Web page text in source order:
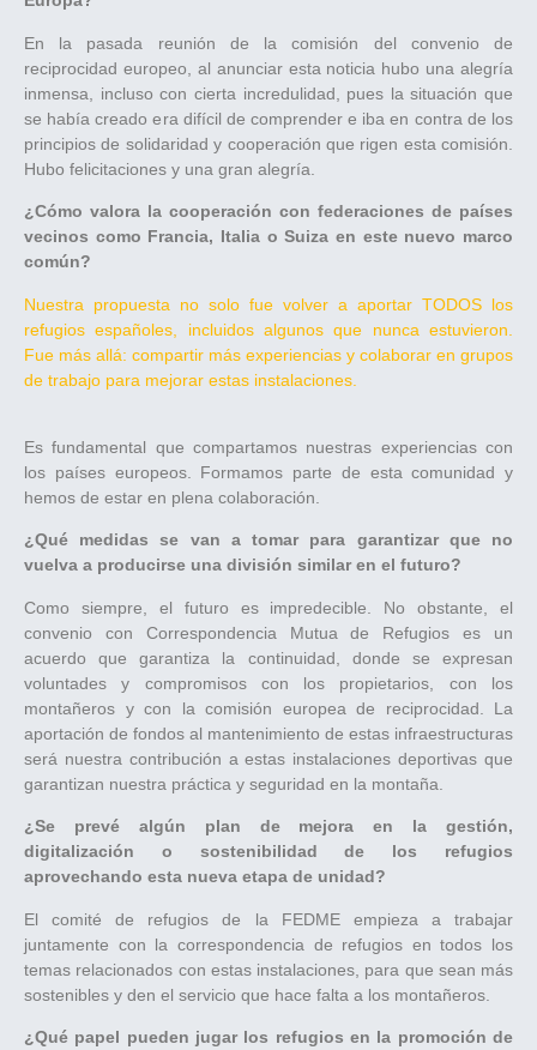
En la pasada reunión de la comisión del convenio de
reciprocidad europeo, al anunciar esta noticia hubo una alegría
inmensa, incluso con cierta incredulidad, pues la situación que
se había creado era difícil de comprender e iba en contra de los
principios de solidaridad y cooperación que rigen esta comisión.
Hubo felicitaciones y una gran alegría.
¿Cómo valora la cooperación con federaciones de países
vecinos como Francia, Italia o Suiza en este nuevo marco
común?
Nuestra propuesta no solo fue volver a aportar TODOS los
refugios españoles, incluidos algunos que nunca estuvieron.
Fue más allá: compartir más experiencias y colaborar en grupos
de trabajo para mejorar estas instalaciones.
Es fundamental que compartamos nuestras experiencias con
los países europeos. Formamos parte de esta comunidad y
hemos de estar en plena colaboración.
¿Qué medidas se van a tomar para garantizar que no
vuelva a producirse una división similar en el futuro?
Como siempre, el futuro es impredecible. No obstante, el
convenio con Correspondencia Mutua de Refugios es un
acuerdo que garantiza la continuidad, donde se expresan
voluntades y compromisos con los propietarios, con los
montañeros y con la comisión europea de reciprocidad. La
aportación de fondos al mantenimiento de estas infraestructuras
será nuestra contribución a estas instalaciones deportivas que
garantizan nuestra práctica y seguridad en la montaña.
¿Se prevé algún plan de mejora en la gestión,
digitalización o sostenibilidad de los refugios
aprovechando esta nueva etapa de unidad?
El comité de refugios de la FEDME empieza a trabajar
juntamente con la correspondencia de refugios en todos los
temas relacionados con estas instalaciones, para que sean más
sostenibles y den el servicio que hace falta a los montañeros.
¿Qué papel pueden jugar los refugios en la promoción de